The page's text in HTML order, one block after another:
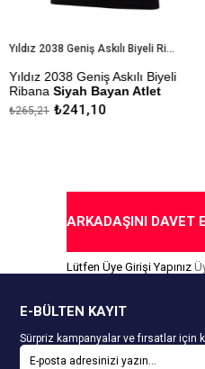
Yıldız 2038 Geniş Askılı Biyeli Ribana Siyah Bayan Atlet
2038 Geniş Askılı Biyeli
Siyah Bayan Atlet
Sanfor Testi
₺241,10
Yıldız
ARKADAŞINI DAVET
Lütfen Üye Girişi Yapınız
E-BÜLTEN KAYIT
Sürpriz kampanyalar ve fırsatlar için